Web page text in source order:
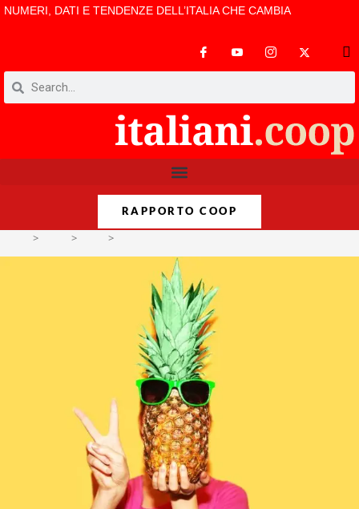
NUMERI, DATI E TENDENZE DELL’ITALIA CHE CAMBIA
RAPPORTO COOP
> > >